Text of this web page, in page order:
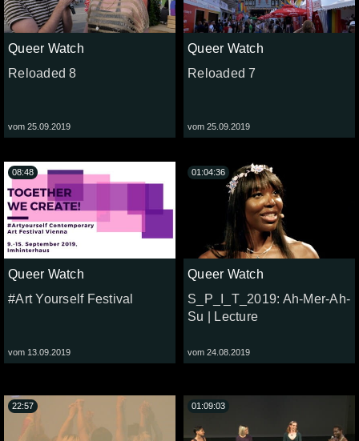
Queer Watch
Reloaded 8
vom 25.09.2019
Queer Watch
Reloaded 7
vom 25.09.2019
Queer Watch
#Art Yourself Festival
vom 13.09.2019
08:48
Queer Watch
S_P_I_T_2019: Ah-Mer-Ah-
Su | Lecture
vom 24.08.2019
01:04:36
22:57 01:09:03